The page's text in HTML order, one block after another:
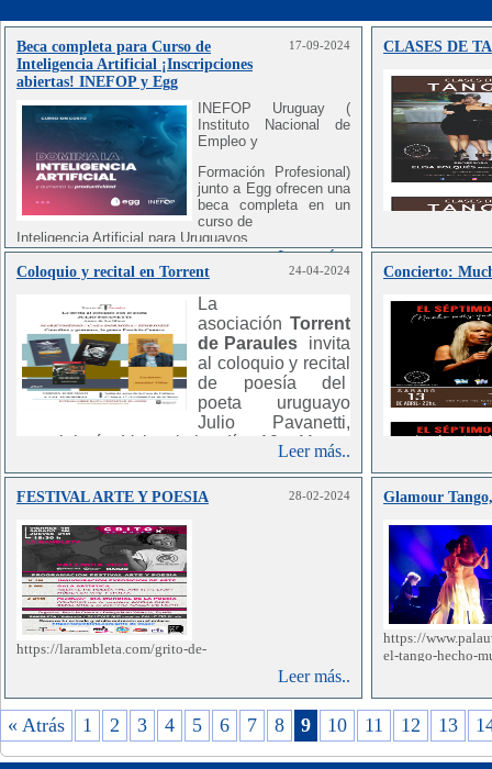
Beca completa para Curso de
Inteligencia Artificial ¡Inscripciones
abiertas! INEFOP y Egg
17-09-2024
INEFOP Uruguay (
Instituto Nacional de
Empleo y
Formación Profesional)
junto a Egg ofrecen una
beca completa en un
curso de
Inteligencia Artificial para Uruguayos.
Participar en este curso te permitirá:
● Dominar herramientas tecnológicas de
● Incrementar significativamente tu productividad,
tanto en lo profesional como en
lo personal.
● Anticiparte y adaptarte a los cambios del futuro
con confianza.
Detalles del curso:
● Título del curso: Inteligencia Artificial para Mejorar
● Fechas: Todos los martes, miércoles y jueves
● Horarios: Opciones de tarde y noche disponibles
● Modalidad: Online en vivo
Leer más..
CLASES DE
Coloquio y recital en Torrent 24-04-2024
La
asociación Torrent
de Paraules invita
al coloquio y recital
de poesía del
poeta uruguayo
Julio Pavanetti,
que viajará a Valencia los días 10 y 11
de mayo para compartir su experiencia así
como sus últimas publicaciones.
Leer más..
Concierto:
FESTIVAL ARTE Y POESIA 28-02-2024
https://larambleta.com/grito-de-
Leer más..
Glamour
https://
el-tango-hecho-
« Atrás 1 2 3 4 5 6 7 8 9 10 11 12 13